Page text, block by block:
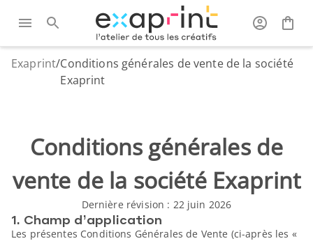
Exaprint/Conditions générales de vente de la société
Exaprint
Conditions générales de
vente de la société Exaprint
Dernière révision : 22 juin 2026
1. Champ d’application
Les présentes Conditions Générales de Vente (ci-après les «